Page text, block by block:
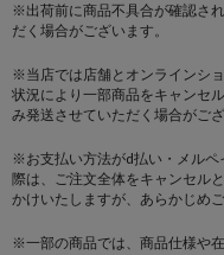
※出荷前に商品不具合が確認さ
だく場合がございます。
※当店では店舗とオンラインシ
状況により一部商品をキャンセ
み発送させていただく場合がござ
※お支払い方法がd払い・メルペ
際は、ご注文全体をキャンセル
かけいたしますが、あらかじめご
※一部の商品では、商品仕様や